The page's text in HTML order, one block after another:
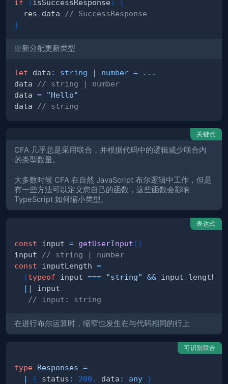
if ( isSuccessResponse)
{
  res
. data
// SuccessResponse
}
重新分配更新类型
let data : string | number =
...
data
// string | number
data =
"Hello"
data
// string
关键点
CFA 几乎总是采用联合，并根据代码中的逻辑减少联合内
的类型数量。
大多数时候 CFA 在自然 JavaScript 布尔逻辑中工作，但是
有一些方法可以定义您自己的函数，这些函数会影响
TypeScript 如何缩小类型。
表达式
const input = getUserInput ( )
input
// string | number
const inputLength =
(typeof input === "string" && input . length
||
// input: string
在进行布尔运算时，缩窄也发生在与代码相同的行上
可识别联合
type Responses =
|
{ status : 200 , data : any }